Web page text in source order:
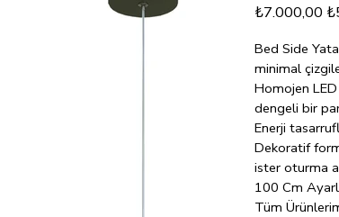
Orijinal
fiyat
₺7.000,00
Bed Side
minimal
Homojen
dengeli bir
Enerji
Dekoratif
ister oturma
100 Cm
Tüm